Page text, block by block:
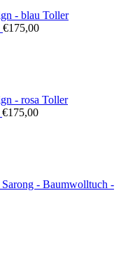
Toller
€175,00
Toller
€175,00
Sarong - Baumwolltuch -